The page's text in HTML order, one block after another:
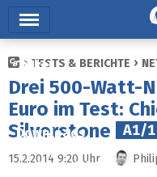
Ticker
Tests
Downloads
Preisvergleich
TESTS & BERICHTE
Drei 500-Watt-
Euro im Test:
Silverstone
A1/1
15.2.2014 9:20 Uhr